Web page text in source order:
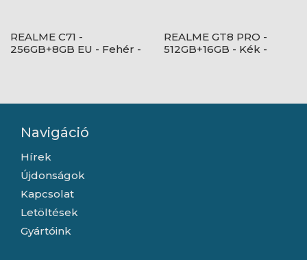
REALME C71 -
256GB+8GB EU - Fehér -
REALME GT8 PRO -
512GB+16GB - Kék -
Navigáció
Hírek
Újdonságok
Kapcsolat
Letöltések
Gyártóink